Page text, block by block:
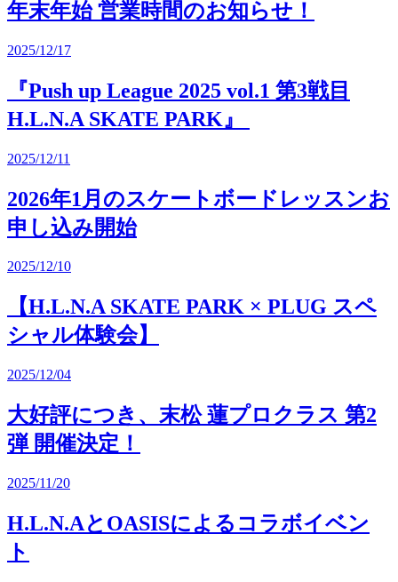
年末年始 営業時間のお知らせ！
2025/12/17
『Push up League 2025 vol.1 第3戦目
H.L.N.A SKATE PARK』
2025/12/11
2026年1月のスケートボードレッスンお
申し込み開始
2025/12/10
【H.L.N.A SKATE PARK × PLUG スペ
シャル体験会】
2025/12/04
大好評につき、末松 蓮プロクラス 第2
弾 開催決定！
2025/11/20
H.L.N.AとOASISによるコラボイベン
ト